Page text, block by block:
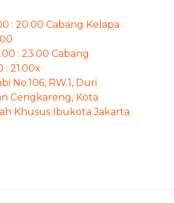
: 20.00 Cabang Kelapa
: 23.00 Cabang
: 21.00x
No.106, RW.1, Duri
Cengkareng, Kota
Khusus Ibukota Jakarta